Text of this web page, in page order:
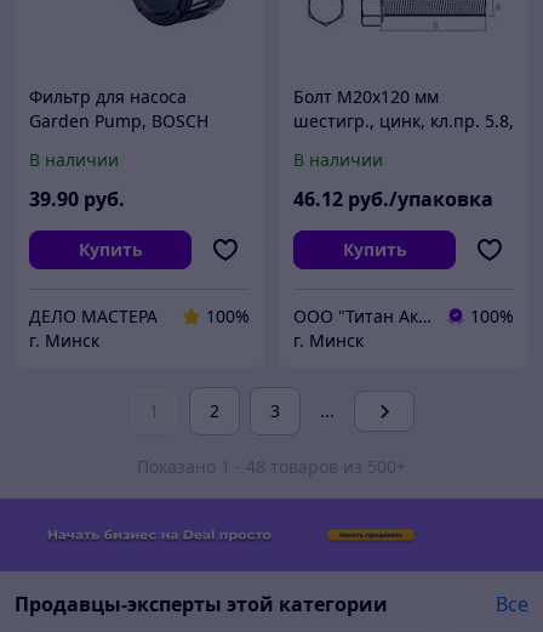
Фильтр для насоса
Garden Pump, BOSCH
В наличии
39.90 руб.
Купить
ДЕЛО МАСТЕРА
100%
г. Минск
Болт М20х120 мм
шестигр., цинк, кл.пр. 5.8,
В наличии
46.12 руб./упаковка
Купить
ООО "Титан Актив"
100%
г. Минск
1 2 3 ...
Показано 1 - 48 товаров из 500+
Продавцы-эксперты этой категории Все